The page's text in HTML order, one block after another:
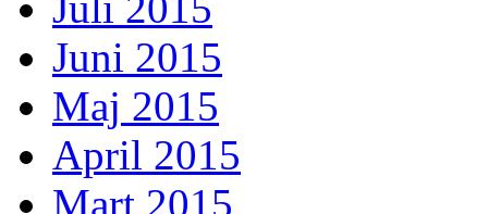
Juni 2015
Maj 2015
April 2015
Mart 2015